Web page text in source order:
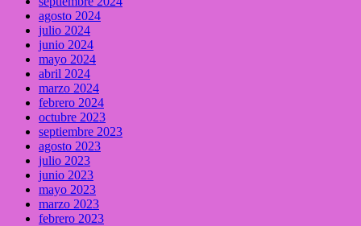
agosto 2024
julio 2024
junio 2024
mayo 2024
abril 2024
marzo 2024
febrero 2024
octubre 2023
septiembre 2023
agosto 2023
julio 2023
junio 2023
mayo 2023
marzo 2023
febrero 2023